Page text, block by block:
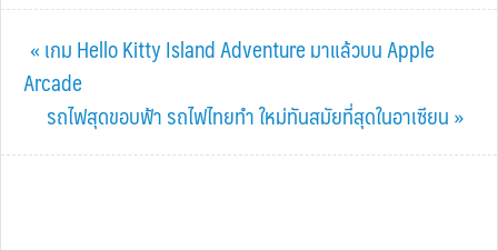
Previous
Post:
« เกม Hello Kitty Island Adventure มาแล้วบน Apple
Arcade
Next
Post:
รถไฟสุดขอบฟ้า รถไฟไทยทำ ใหม่ทันสมัยที่สุดในอาเซียน »